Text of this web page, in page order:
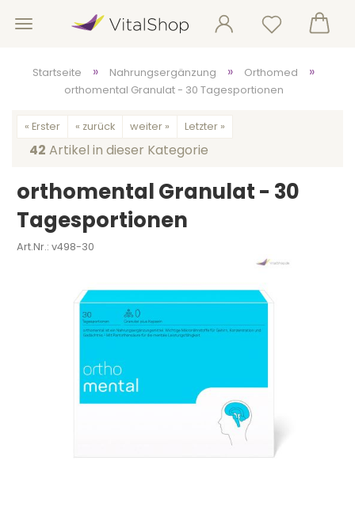
Startseite » Nahrungsergänzung » Orthomed »
orthomental Granulat - 30 Tagesportionen
« Erster « zurück weiter » Letzter »
42 Artikel in dieser Kategorie
orthomental Granulat - 30
Tagesportionen
Art.Nr.: v498-30